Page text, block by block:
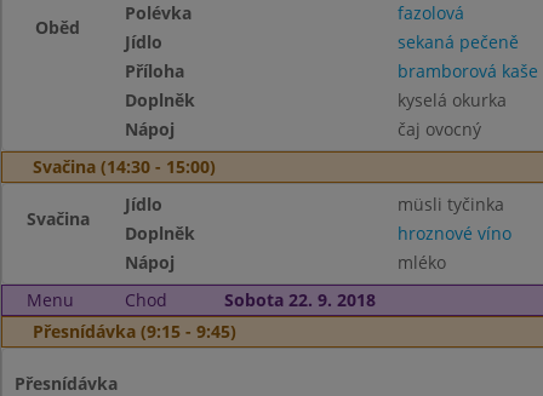
Oběd
Polévka
fazolová
Jídlo
sekaná pečeně
Příloha
bramborová kaše
Doplněk
kyselá okurka
Nápoj
čaj ovocný
Svačina (14:30 - 15:00)
Svačina
Jídlo
müsli tyčinka
Doplněk
hroznové víno
Nápoj
mléko
Menu
Chod
Sobota 22. 9. 2018
Přesnídávka (9:15 - 9:45)
Přesnídávka